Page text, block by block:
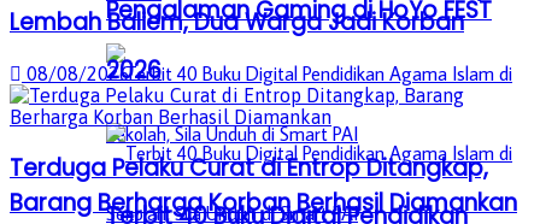
Terbit 40 Buku Digital Pendidikan
Pengalaman Gaming di HoYo FEST
2026
Lembah Baliem, Dua Warga Jadi Korban
08/08/2026
Terduga Pelaku Curat di Entrop Ditangkap,
Barang Berharga Korban Berhasil Diamankan